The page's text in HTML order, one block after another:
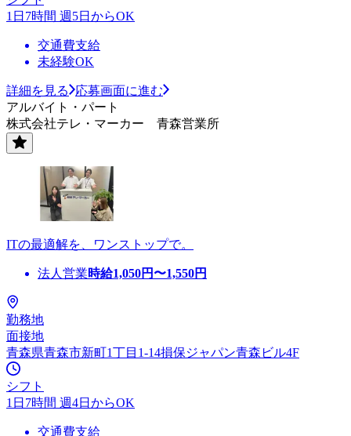
1日7時間 週5日からOK
交通費支給
未経験OK
詳細を見る
応募画面に進む
アルバイト・パート
株式会社テレ・マーカー 青森営業所
ITの最適解を、ワンストップで。
法人営業時給1,050円〜1,550円
勤務地
面接地
青森県青森市新町1丁目1-14損保ジャパン青森ビル4F
シフト
1日7時間 週4日からOK
交通費支給